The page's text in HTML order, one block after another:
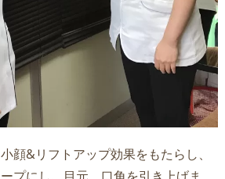
顔&リフトアップ効果をもたらし、